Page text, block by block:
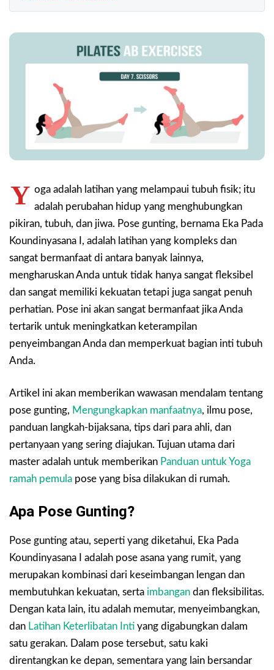
Y oga adalah latihan yang melampaui tubuh fisik; itu
adalah perubahan hidup yang menghubungkan
pikiran, tubuh, dan jiwa. Pose gunting, bernama Eka Pada
Koundinyasana I, adalah latihan yang kompleks dan
sangat bermanfaat di antara banyak lainnya,
mengharuskan Anda untuk tidak hanya sangat fleksibel
dan sangat memiliki kekuatan tetapi juga sangat penuh
perhatian. Pose ini akan sangat bermanfaat jika Anda
tertarik untuk meningkatkan keterampilan
penyeimbangan Anda dan memperkuat bagian inti tubuh
Anda.
Artikel ini akan memberikan wawasan mendalam tentang
pose gunting, Mengungkapkan manfaatnya, ilmu pose,
panduan langkah-bijaksana, tips dari para ahli, dan
pertanyaan yang sering diajukan. Tujuan utama dari
master adalah untuk memberikan Panduan untuk Yoga
ramah pemula pose yang bisa dilakukan di rumah.
Apa Pose Gunting?
Pose gunting atau, seperti yang diketahui, Eka Pada
Koundinyasana I adalah pose asana yang rumit, yang
merupakan kombinasi dari keseimbangan lengan dan
membutuhkan kekuatan, serta imbangan dan fleksibilitas.
Dengan kata lain, itu adalah memutar, menyeimbangkan,
dan Latihan Keterlibatan Inti yang digabungkan dalam
satu gerakan. Dalam pose tersebut, satu kaki
direntangkan ke depan, sementara yang lain bersandar